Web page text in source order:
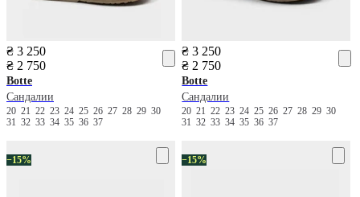
₴ 3 250
₴ 2 750
Botte
Сандалии
20 21 22 23 24 25 26 27 28 29 30
31 32 33 34 35 36 37
₴ 3 250
₴ 2 750
Botte
Сандалии
2021222324252627282930
31323334353637
−15% −15%